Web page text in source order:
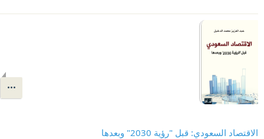
الاقتصاد السعودي: قبل "رؤية 2030" وبعدها